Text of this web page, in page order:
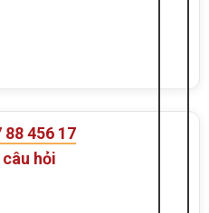
88 456 17
hỏi